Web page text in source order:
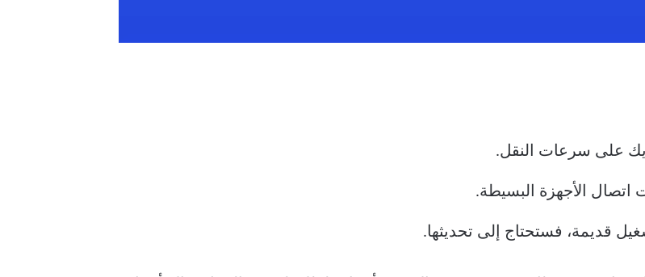
على سرعات النقل.
الأجهزة البسيطة.
قديمة، فستحتاج إلى تحديثها.